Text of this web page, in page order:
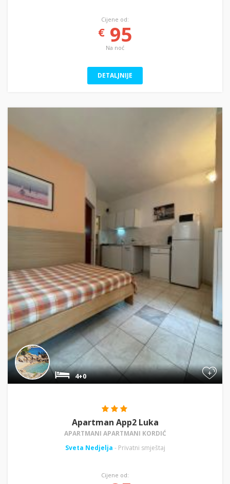
Cijene od:
€95
Na noć
DETALJNIJE
+
4+0
Apartman App2 Luka
APARTMANI APARTMANI KORDIĆ
Sveta Nedjelja - Privatni smještaj
Cijene od: